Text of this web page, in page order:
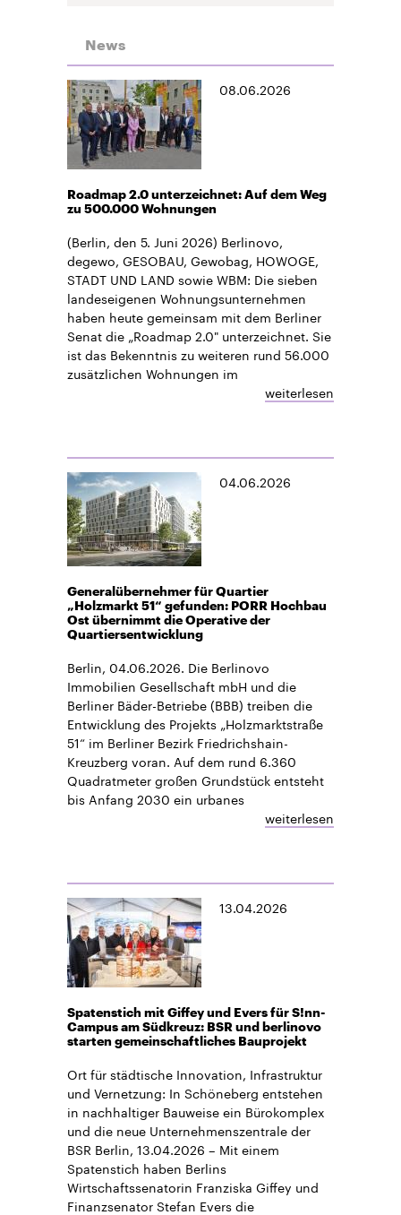
News
08.06.2026
Roadmap 2.0 unterzeichnet: Auf dem Weg
zu 500.000 Wohnungen
(Berlin, den 5. Juni 2026) Berlinovo,
degewo, GESOBAU, Gewobag, HOWOGE,
STADT UND LAND sowie WBM: Die sieben
landeseigenen Wohnungsunternehmen
haben heute gemeinsam mit dem Berliner
Senat die „Roadmap 2.0" unterzeichnet. Sie
ist das Bekenntnis zu weiteren rund 56.000
zusätzlichen Wohnungen im
weiterlesen
04.06.2026
Generalübernehmer für Quartier
„Holzmarkt 51“ gefunden: PORR Hochbau
Ost übernimmt die Operative der
Quartiersentwicklung
Berlin, 04.06.2026. Die Berlinovo
Immobilien Gesellschaft mbH und die
Berliner Bäder-Betriebe (BBB) treiben die
Entwicklung des Projekts „Holzmarktstraße
51“ im Berliner Bezirk Friedrichshain-
Kreuzberg voran. Auf dem rund 6.360
Quadratmeter großen Grundstück entsteht
bis Anfang 2030 ein urbanes
weiterlesen
13.04.2026
Spatenstich mit Giffey und Evers für S!nn-
Campus am Südkreuz: BSR und berlinovo
starten gemeinschaftliches Bauprojekt
Ort für städtische Innovation, Infrastruktur
und Vernetzung: In Schöneberg entstehen
in nachhaltiger Bauweise ein Bürokomplex
und die neue Unternehmenszentrale der
BSR Berlin, 13.04.2026 – Mit einem
Spatenstich haben Berlins
Wirtschaftssenatorin Franziska Giffey und
Finanzsenator Stefan Evers die